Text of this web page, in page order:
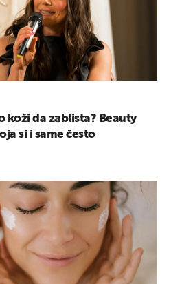
koži da zablista? Beauty
si i same često